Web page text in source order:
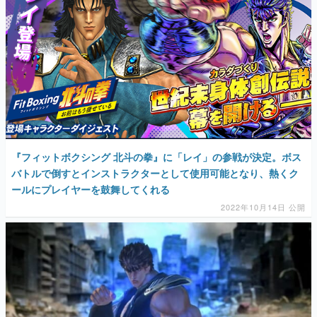
『フィットボクシング 北斗の拳』に「レイ」の参戦が決定。ボス
バトルで倒すとインストラクターとして使用可能となり、熱くク
ールにプレイヤーを鼓舞してくれる
2022年10月14日 公開